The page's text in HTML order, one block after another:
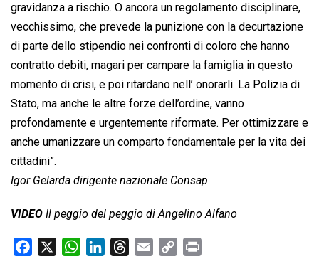
gravidanza a rischio. O ancora un regolamento disciplinare,
vecchissimo, che prevede la punizione con la decurtazione
di parte dello stipendio nei confronti di coloro che hanno
contratto debiti, magari per campare la famiglia in questo
momento di crisi, e poi ritardano nell’ onorarli. La Polizia di
Stato, ma anche le altre forze dell’ordine, vanno
profondamente e urgentemente riformate. Per ottimizzare e
anche umanizzare un comparto fondamentale per la vita dei
cittadini”.
Igor Gelarda dirigente nazionale Consap
VIDEO Il peggio del peggio di Angelino Alfano
W